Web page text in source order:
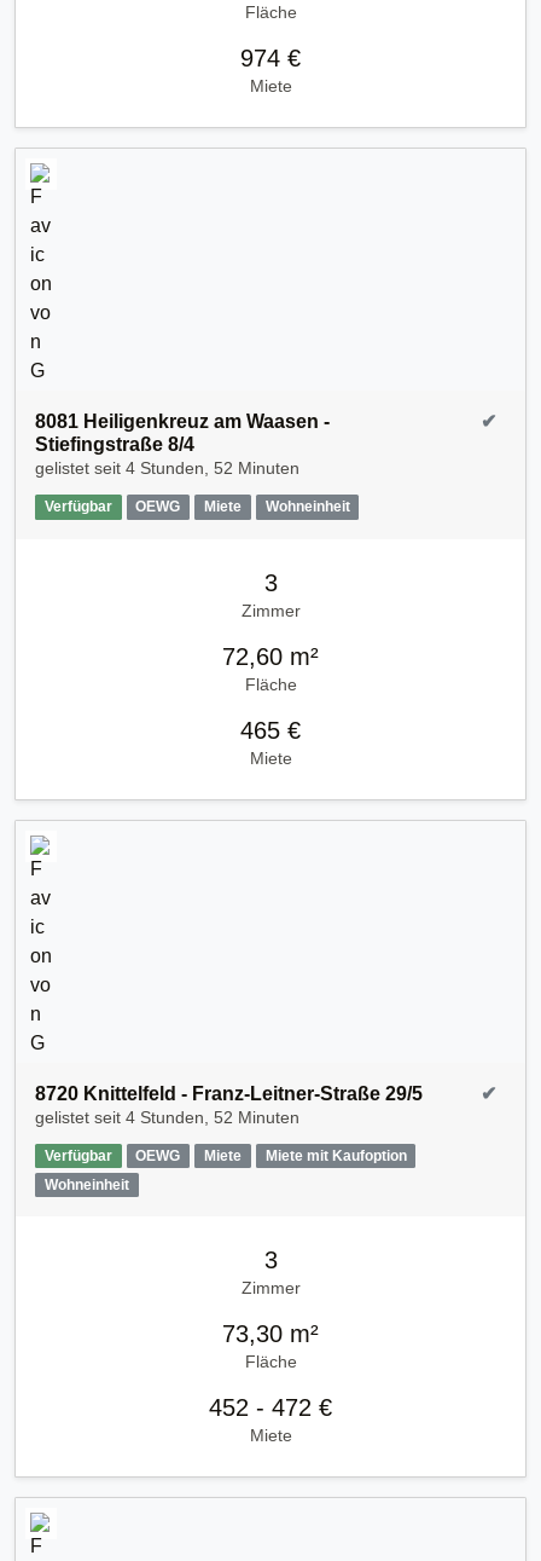
Fläche
974 €
Miete
8081 Heiligenkreuz am Waasen -
Stiefingstraße 8/4
gelistet seit 4 Stunden, 52 Minuten
Verfügbar OEWG Miete Wohneinheit
✔
3
Zimmer
72,60 m²
Fläche
465 €
Miete
8720 Knittelfeld - Franz-Leitner-Straße 29/5
gelistet seit 4 Stunden, 52 Minuten
Verfügbar OEWG Miete
Miete mit Kaufoption
Wohneinheit
✔
3
Zimmer
73,30 m²
Fläche
452 - 472 €
Miete